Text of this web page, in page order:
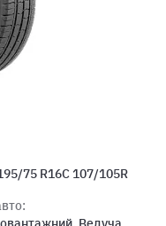
75 R16C 107/105R